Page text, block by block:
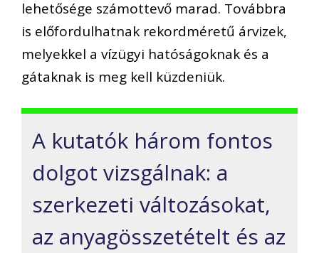
lehetősége számottevő marad. Továbbra
is előfordulhatnak rekordméretű árvizek,
melyekkel a vízügyi hatóságoknak és a
gátaknak is meg kell küzdeniük.
A kutatók három fontos
dolgot vizsgálnak: a
szerkezeti változásokat,
az anyagösszetételt és az